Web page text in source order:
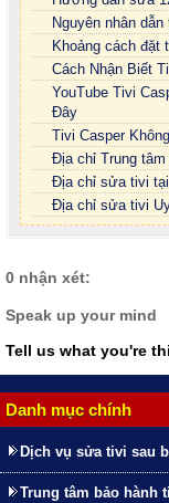
Danh mục chính
Dịch vụ sửa tivi sau
Trung tâm bảo hành
Nguyên nhân
Khoảng cách đặt
Cách Nhận Biết
YouTube Tivi
Đây
Tivi Casper
Địa chỉ Trung
Địa chỉ sửa tivi tại
Địa chỉ sửa tivi
0 nhận xét:
Speak up your mind
Tell us what you're